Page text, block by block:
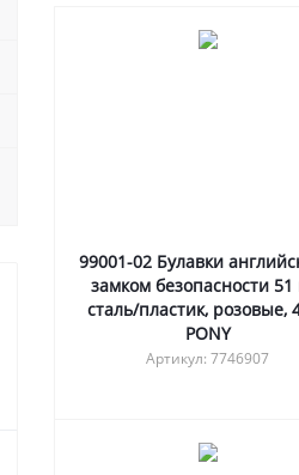
99001-02 Булавки
замком безопасности
сталь/пластик, розовые,
PONY
Артикул: 7746907